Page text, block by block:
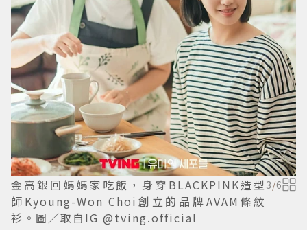
金高銀回媽媽家吃飯，身穿BLACKPINK造型
師Kyoung-Won Choi創立的品牌AVAM條紋
衫。圖／取自IG @tving.official
3/6